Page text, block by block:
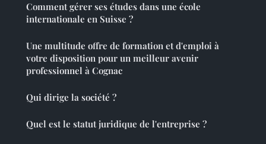
Comment gérer ses études dans une école
internationale en Suisse ?
Une multitude offre de formation et d'emploi à
votre disposition pour un meilleur avenir
professionnel à Cognac
Qui dirige la société ?
Quel est le statut juridique de l'entreprise ?